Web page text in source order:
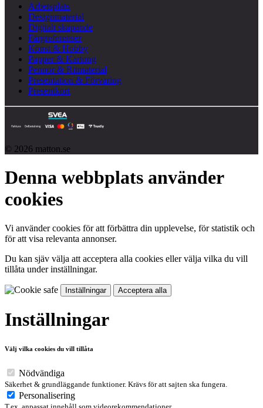
Arbetsplats
Designmaterial
Digitalt skapande
Färgreferenser
Konst & Hobby
Papper & Kartong
Pennor & Ritmaterial
Presentation & Förvaring
Presentkort
© 2026 matton.se
Denna webbplats använder
cookies
Vi använder cookies för att förbättra din upplevelse, för statistik och
för att visa relevanta annonser.
Du kan sjäv välja att acceptera alla cookies eller välja vilka du vill
tillåta under inställningar.
Inställningar Acceptera alla
Inställningar
Välj vilka cookies du vill tillåta
Nödvändiga
Säkerhet & grundläggande funktioner. Krävs för att sajten ska fungera.
Personalisering